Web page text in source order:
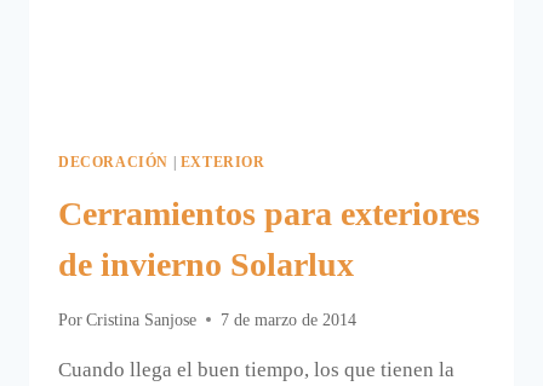
DECORACIÓN EXTERIOR
Cerramientos para exteriores
de invierno Solarlux
Por Cristina Sanjose 7 de marzo de 2014
Cuando llega el buen tiempo, los que tienen la